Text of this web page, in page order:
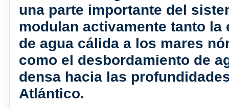
una parte importante del
modulan activamente tanto la
de agua cálida a los mares
como el desbordamiento de
densa hacia las
Atlántico.